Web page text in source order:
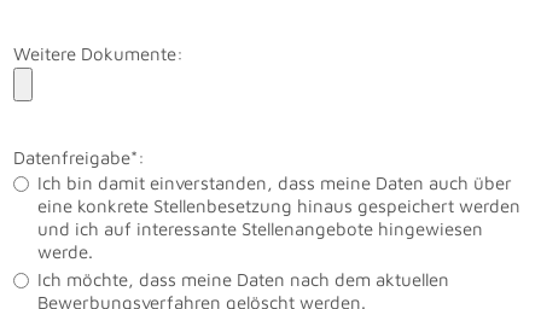
Weitere Dokumente:
Datenfreigabe*:
Ich bin damit einverstanden, dass meine Daten auch über
eine konkrete Stellenbesetzung hinaus gespeichert werden
und ich auf interessante Stellenangebote hingewiesen
werde.
Ich möchte, dass meine Daten nach dem aktuellen
Bewerbungsverfahren gelöscht werden.